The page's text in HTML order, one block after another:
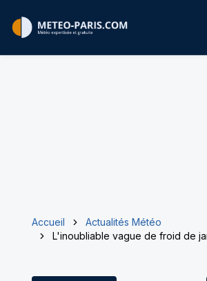
Accueil
Actualités Météo
L'inoubliable vague de froid de